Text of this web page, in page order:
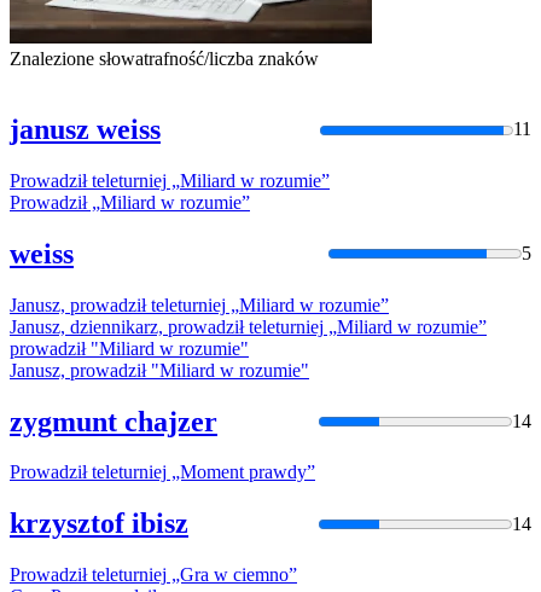
Znalezione słowatrafność/liczba znaków
janusz weiss 11
Prowadził teleturniej „Miliard w rozumie”
Prowadził„Miliard w rozumie”
weiss 5
Janusz, prowadził teleturniej „Miliard w rozumie”
Janusz, dziennikarz, prowadził teleturniej „Miliard w rozumie”
prowadził"Miliard w rozumie"
Janusz, prowadził"Miliard w rozumie"
zygmunt chajzer 14
Prowadził teleturniej „Moment prawdy”
krzysztof ibisz 14
Prowadził teleturniej „Gra w ciemno”